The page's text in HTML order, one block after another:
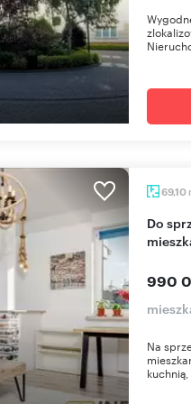
69,10
Do sprzedania przestronne 2-pokojowe
990
Na